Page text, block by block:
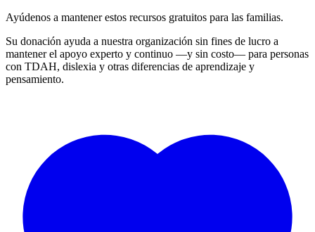
Ayúdenos a mantener estos recursos gratuitos para las familias.
Su donación ayuda a nuestra organización sin fines de lucro a
mantener el apoyo experto y continuo —y sin costo— para personas
con TDAH, dislexia y otras diferencias de aprendizaje y
pensamiento.